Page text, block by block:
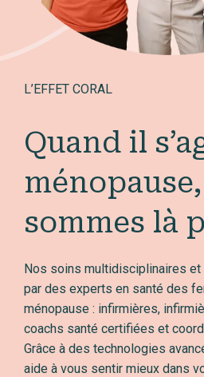
L’EFFET CORAL
Quand il
sommes là
Nos soins multidisciplinaires
par des experts en santé des
ménopause : infirmières,
coachs santé certifiées et
Grâce à des technologies
aide à vous sentir mieux dans